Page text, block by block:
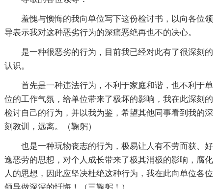
羞愧与懊悔的我向单位写下这份检讨书，以向各位领
导表示我对这种恶劣行为的深痛恶绝再也不的决心。
是一种很恶劣的行为，目前我已经对此有了很深刻的
认识。
首先是一种违法行为，不利于家庭和谐，也不利于单
位的工作气氛，给单位带来了极坏的影响，我在此深刻的
检讨自己的行为，并以我为鉴，希望其他同事看到我的深
刻教训，远离。（鞠躬）
也是一种玩物丧志的行为，极易让人有不劳而获、好
逸恶劳的思想，对个人成长带来了极其消极的影响，腐化
人的思想，因此应坚决杜绝这种行为，我在此向单位各位